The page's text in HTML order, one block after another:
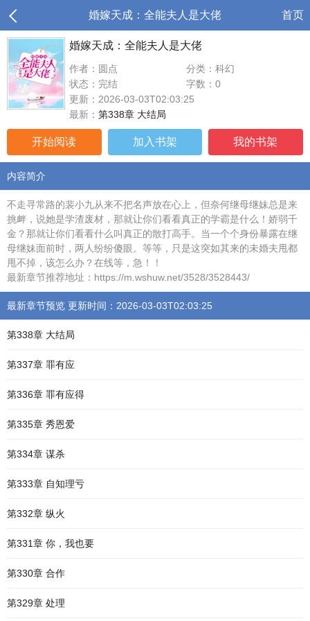
婚嫁天成：全能夫人是大佬 首页
婚嫁天成：全能夫人是大佬
作者：圆点
分类：科幻
状态：完结
字数：0
更新：2026-03-03T02:03:25
最新： 第338章 大结局
开始阅读 加入书架 我的书架
内容简介
不走寻常路的裴小九从来不把名声放在心上，但奈何继母继妹总是来
挑衅，说她是学渣废材，那就让你们看看真正的学霸是什么！娇弱千
金？那就让你们看看什么叫真正的散打高手。当一个个身份暴露在继
母继妹面前时，两人纷纷傻眼。等等，只是这突如其来的未婚夫甩都
甩不掉，该怎么办？在线等，急！！
最新章节推荐地址：https://m.wshuw.net/3528/3528443/
最新章节预览 更新时间：2026-03-03T02:03:25
第338章 大结局
第337章 罪有应
第336章 罪有应得
第335章 秀恩爱
第334章 谋杀
第333章 自知理亏
第332章 纵火
第331章 你，我也要
第330章 合作
第329章 处理